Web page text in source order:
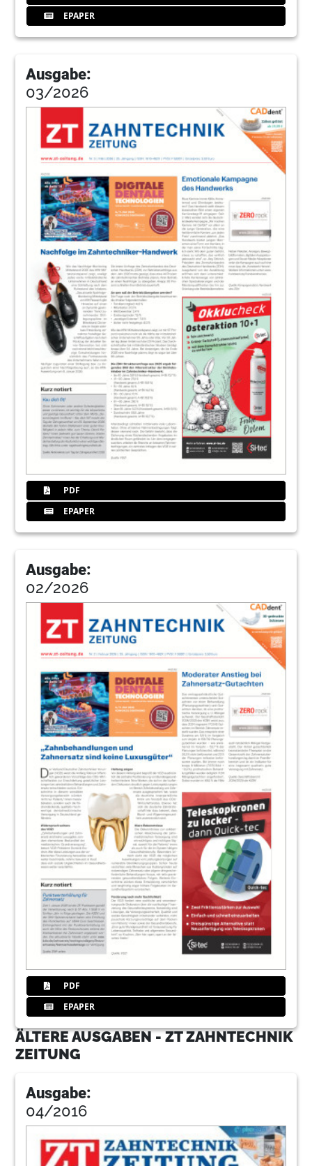
EPAPER
Ausgabe:
03/2026
PDF
EPAPER
Ausgabe:
02/2026
PDF
EPAPER
ÄLTERE AUSGABEN - ZT ZAHNTECHNIK
ZEITUNG
Ausgabe:
04/2016